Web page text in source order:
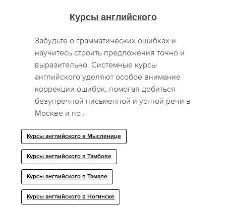
Курсы английского
Забудьте о грамматических ошибках и
научитесь строить предложения точно и
выразительно. Системные курсы
английского уделяют особое внимание
коррекции ошибок, помогая добиться
безупречной письменной и устной речи в
Москве и по .
Курсы английского в Мысленице
Курсы английского в Тамбове
Курсы английского в Тамале
Курсы английского в Ногинске